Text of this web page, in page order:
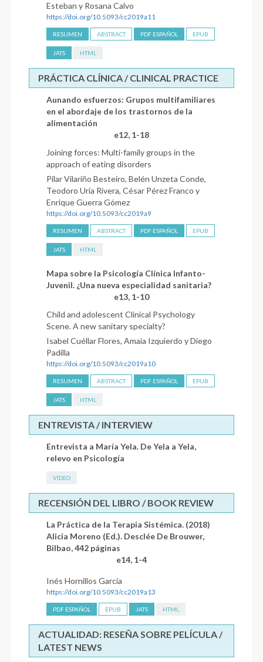
Esteban y Rosana Calvo
https://doi.org/10.5093/cc2019a11
RESUMEN ABSTRACT PDF ESPAÑOL EPUB
JATS HTML
PRÁCTICA CLÍNICA / CLINICAL PRACTICE
Aunando esfuerzos: Grupos multifamiliares
en el abordaje de los trastornos de la
alimentación
e12, 1-18
Joining forces: Multi-family groups in the
approach of eating disorders
Pilar Vilariño Besteiro, Belén Unzeta Conde,
Teodoro Uría Rivera, César Pérez Franco y
Enrique Guerra Gómez
https://doi.org/10.5093/cc2019a9
RESUMEN ABSTRACT PDF ESPAÑOL EPUB
JATS HTML
Mapa sobre la Psicología Clínica Infanto-
Juvenil. ¿Una nueva especialidad sanitaria?
e13, 1-10
Child and adolescent Clinical Psychology
Scene. A new sanitary specialty?
Isabel Cuéllar Flores, Amaia Izquierdo y Diego
Padilla
https://doi.org/10.5093/cc2019a10
RESUMEN ABSTRACT PDF ESPAÑOL EPUB
JATS HTML
ENTREVISTA / INTERVIEW
Entrevista a María Yela. De Yela a Yela,
relevo en Psicología
VÍDEO
RECENSIÓN DEL LIBRO / BOOK REVIEW
La Práctica de la Terapia Sistémica. (2018)
Alicia Moreno (Ed.). Desclée De Brouwer,
Bilbao, 442 páginas
e14, 1-4
Inés Hornillos García
https://doi.org/10.5093/cc2019a13
PDF ESPAÑOL EPUB JATS HTML
ACTUALIDAD: RESEÑA SOBRE PELÍCULA /
LATEST NEWS